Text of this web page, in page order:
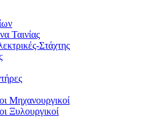
Ταινίας
Στάχτης
Μηχανουργικοί
Ξυλουργικοί